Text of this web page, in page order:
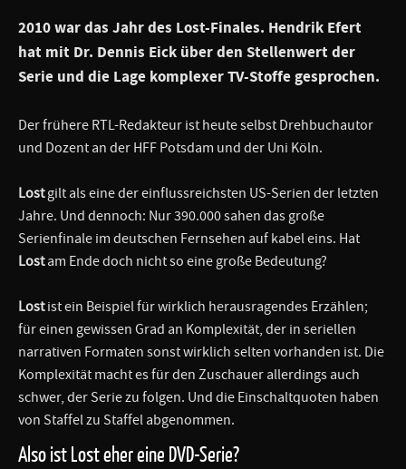
2010 war das Jahr des Lost-Finales. Hendrik Efert
hat mit Dr. Dennis Eick über den Stellenwert der
Serie und die Lage komplexer TV-Stoffe gesprochen.
Der frühere RTL-Redakteur ist heute selbst Drehbuchautor
und Dozent an der HFF Potsdam und der Uni Köln.
Lostgilt als eine der einflussreichsten US-Serien der letzten
Jahre. Und dennoch: Nur 390.000 sahen das große
Serienfinale im deutschen Fernsehen auf kabel eins. Hat
Lostam Ende doch nicht so eine große Bedeutung?
Lostist ein Beispiel für wirklich herausragendes Erzählen;
für einen gewissen Grad an Komplexität, der in seriellen
narrativen Formaten sonst wirklich selten vorhanden ist. Die
Komplexität macht es für den Zuschauer allerdings auch
schwer, der Serie zu folgen. Und die Einschaltquoten haben
von Staffel zu Staffel abgenommen.
Also ist Lost eher eine DVD-Serie?